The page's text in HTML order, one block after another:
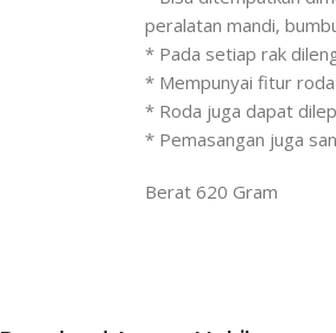
peralatan mandi,
* Pada setiap rak
* Mempunyai fitur roda
* Roda juga dapat
* Pemasangan juga
Berat 620 Gram